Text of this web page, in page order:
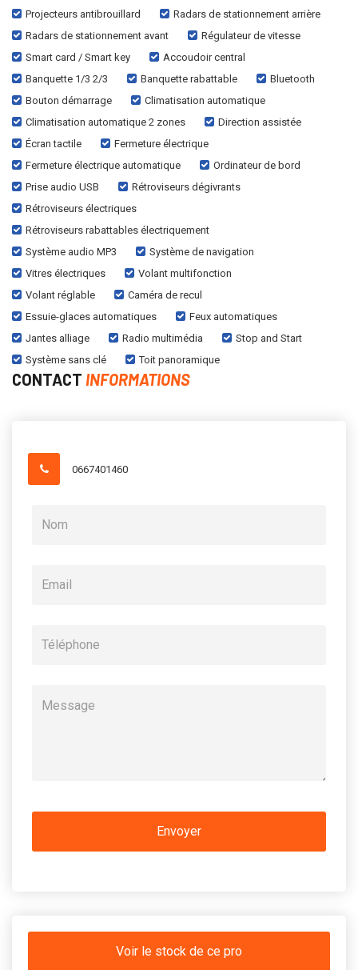
Projecteurs antibrouillard
Radars de stationnement arrière
Radars de stationnement avant
Régulateur de vitesse
Smart card / Smart key
Accoudoir central
Banquette 1/3 2/3
Banquette rabattable
Bluetooth
Bouton démarrage
Climatisation automatique
Climatisation automatique 2 zones
Direction assistée
Écran tactile
Fermeture électrique
Fermeture électrique automatique
Ordinateur de bord
Prise audio USB
Rétroviseurs dégivrants
Rétroviseurs électriques
Rétroviseurs rabattables électriquement
Système audio MP3
Système de navigation
Vitres électriques
Volant multifonction
Volant réglable
Caméra de recul
Essuie-glaces automatiques
Feux automatiques
Jantes alliage
Radio multimédia
Stop and Start
Système sans clé
Toit panoramique
CONTACT INFORMATIONS
0667401460
Voir le stock de ce pro